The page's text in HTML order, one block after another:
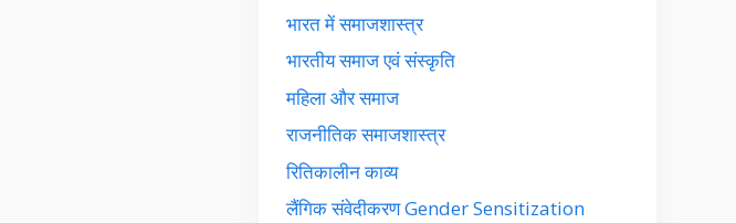
भारत में समाजशास्त्र
भारतीय समाज एवं संस्कृति
महिला और समाज
राजनीतिक समाजशास्त्र
रितिकालीन काव्य
लैंगिक संवेदीकरण Gender Sensitization